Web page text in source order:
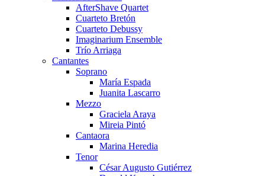
AfterShave Quartet
Cuarteto Bretón
Cuarteto Debussy
Imaginarium Ensemble
Trío Arriaga
Cantantes
Soprano
María Espada
Juanita Lascarro
Mezzo
Graciela Araya
Mireia Pintó
Cantaora
Marina Heredia
Tenor
César Augusto Gutiérrez